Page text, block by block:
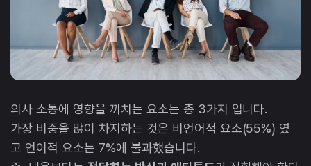
의사 소통에 영향을 끼치는 요소는 총 3가지 입니다.
가장 비중을 많이 차지하는 것은 비언어적 요소(55%) 였
고 언어적 요소는 7%에 불과했습니다.